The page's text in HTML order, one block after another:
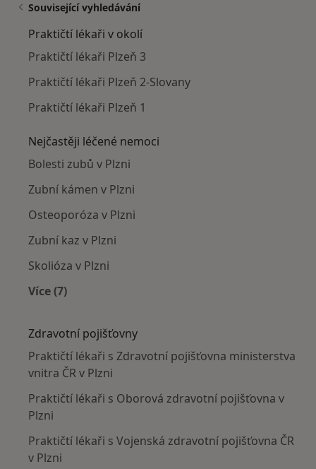
Související vyhledávání
Praktičtí lékaři v okolí
Praktičtí lékaři Plzeň 3
Praktičtí lékaři Plzeň 2-Slovany
Praktičtí lékaři Plzeň 1
Nejčastěji léčené nemoci
Bolesti zubů v Plzni
Zubní kámen v Plzni
Osteoporóza v Plzni
Zubní kaz v Plzni
Skolióza v Plzni
Více (7)
Zdravotní pojišťovny
Praktičtí lékaři s Zdravotní pojišťovna ministerstva
vnitra ČR v Plzni
Praktičtí lékaři s Oborová zdravotní pojišťovna v
Plzni
Praktičtí lékaři s Vojenská zdravotní pojišťovna ČR
v Plzni